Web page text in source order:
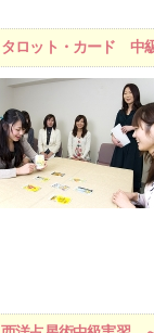
タロット・カード 中